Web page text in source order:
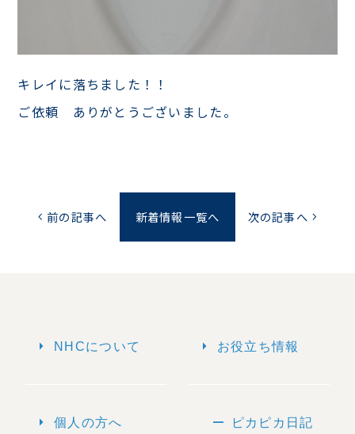
キレイに落ちました！！
ご依頼 ありがとうございました。
chevron_left 前の記事へ 新着情報一覧へ 次の記事へ chevron_right
arrow_right NHCについて
arrow_right 個人の方へ
arrow_right お役立ち情報
remove ピカピカ日記